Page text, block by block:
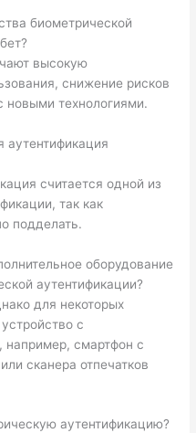
биометрической
высокую
снижение рисков
новыми технологиями.
аутентификация
считается одной из
так как
подделать.
оборудование
аутентификации?
для некоторых
с
смартфон с
сканера отпечатков
аутентификацию?